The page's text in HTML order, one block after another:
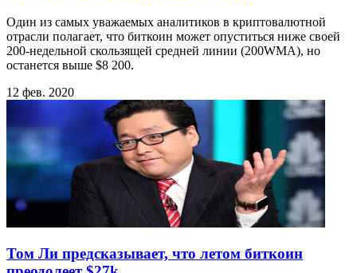
Один из самых уважаемых аналитиков в криптовалютной
отрасли полагает, что биткоин может опуститься ниже своей
200-недельной скользящей средней линии (200WMA), но
останется выше $8 200.
12 фев. 2020
Том Ли предсказывает, что летом биткоин